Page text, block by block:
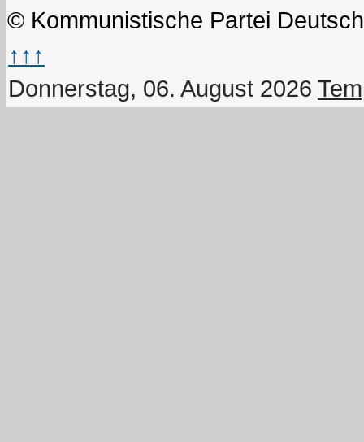
© Kommunistische Partei
↑↑↑
Donnerstag, 06. August 2026